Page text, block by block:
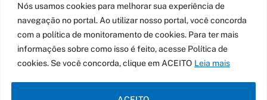
Nós usamos cookies para melhorar sua experiência de
navegação no portal. Ao utilizar nosso portal, você concorda
com a política de monitoramento de cookies. Para ter mais
informações sobre como isso é feito, acesse Política de
cookies. Se você concorda, clique em ACEITO Leia mais